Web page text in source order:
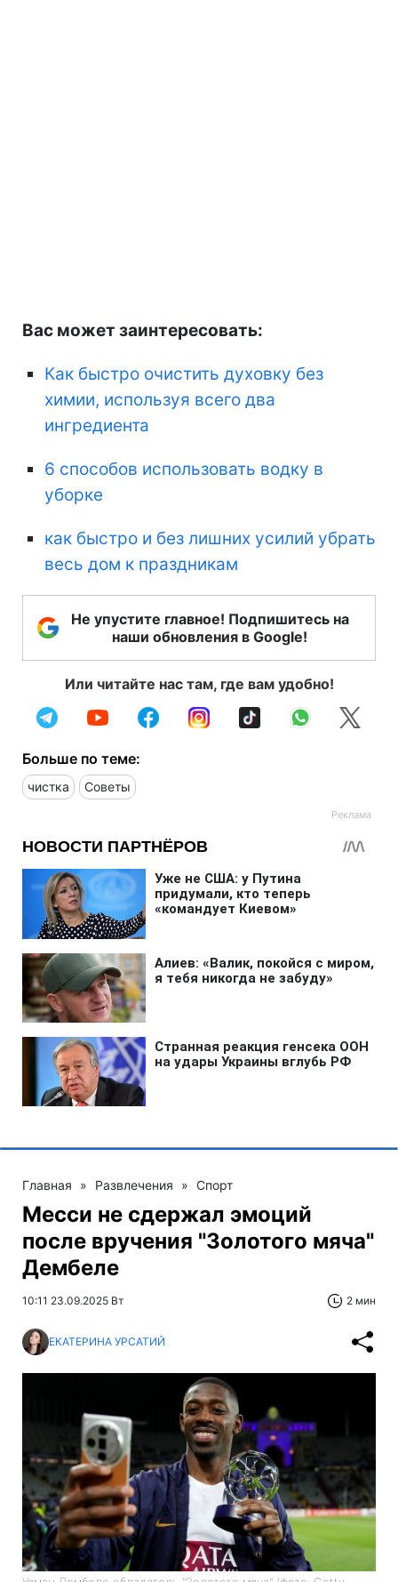
Вас может заинтересовать:
Как быстро очистить духовку без
химии, используя всего два
ингредиента
6 способов использовать водку в
уборке
как быстро и без лишних усилий убрать
весь дом к праздникам
Не упустите главное! Подпишитесь на
наши обновления в Google!
Или читайте нас там, где вам удобно!
Больше по теме:
чистка Советы
Главная » Развлечения » Спорт
Месси не сдержал эмоций
после вручения "Золотого мяча"
Дембеле
10:11 23.09.2025 Вт 2 мин
ЕКАТЕРИНА УРСАТИЙ